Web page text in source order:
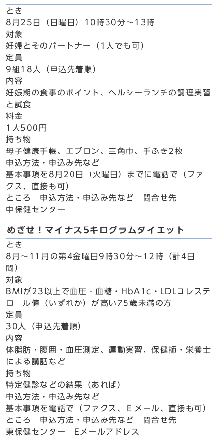
とき
8月25日（日曜日）10時30分～13時
対象
妊婦とそのパートナー（1人でも可）
定員
9組18人（申込先着順）
内容
妊娠期の食事のポイント、ヘルシーランチの調理実習
と試食
料金
1人500円
持ち物
母子健康手帳、エプロン、三角巾、手ふき2枚
申込方法・申込み先など
基本事項を8月20日（火曜日）までに電話で（ファ
クス、直接も可）
ところ 申込方法・申込み先など 問合せ先
中保健センター
めざせ！マイナス5キログラムダイエット
とき
8月～11月の第4金曜日9時30分～12時（計4日
間）
対象
BMIが23以上で血圧・血糖・HbA1c・LDLコレステ
ロール値（いずれか）が高い75歳未満の方
定員
30人（申込先着順）
内容
体脂肪・腹囲・血圧測定、運動実習、保健師・栄養士
による講話など
持ち物
特定健診などの結果（あれば）
申込方法・申込み先など
基本事項を電話で（ファクス、Ｅメール、直接も可）
ところ 申込方法・申込み先など 問合せ先
東保健センター Eメールアドレス